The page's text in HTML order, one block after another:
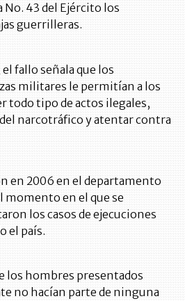
43 del Ejército los
guerrilleras.
fallo señala que los
militares le permitían a los
todo tipo de actos ilegales,
narcotráfico y atentar contra
en 2006 en el departamento
momento en el que se
los casos de ejecuciones
el país.
los hombres presentados
no hacían parte de ninguna